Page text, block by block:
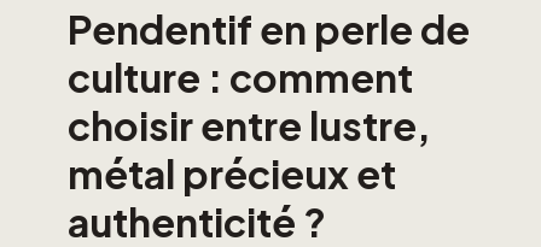
Pendentif en perle de
culture : comment
choisir entre lustre,
métal précieux et
authenticité ?